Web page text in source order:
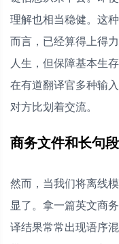
理解也相当稳健。这
而言，已经算得上得
人生，但保障基本生
在有道翻译官多种输
对方比划着交流。
商务文件和长句
然而，当我们将离线
显了。拿一篇英文商
译结果常常出现语序